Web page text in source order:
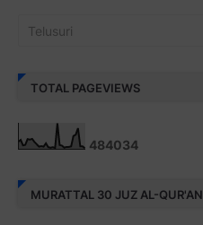
TOTAL PAGEVIEWS
484034
MURATTAL 30 JUZ AL-QUR'AN